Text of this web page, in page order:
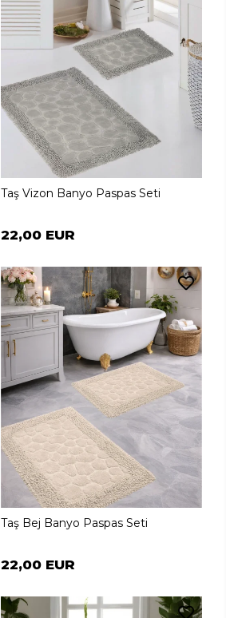
Taş Vizon Banyo Paspas Seti
22,00 EUR
Taş Bej Banyo Paspas Seti
22,00 EUR